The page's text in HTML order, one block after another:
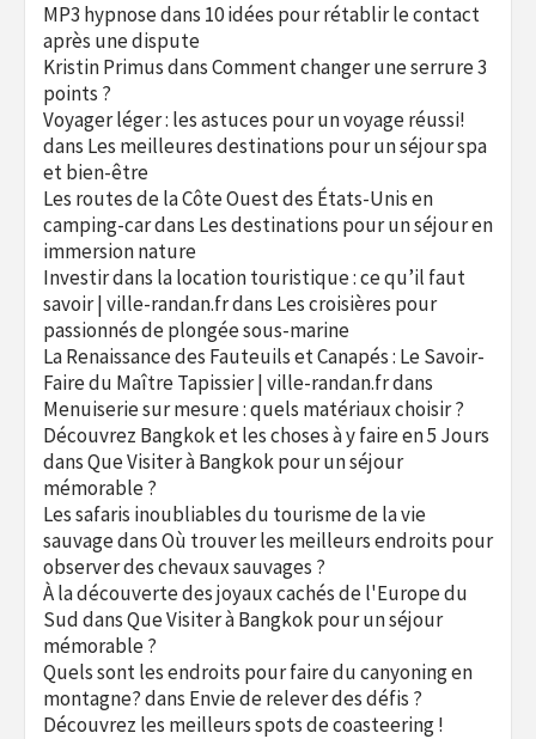
MP3 hypnosedans 10 idées pour rétablir le contact
après une dispute
Kristin PrimusdansComment changer une serrure 3
points ?
Voyager léger : les astuces pour un voyage réussi!
dans Les meilleures destinations pour un séjour spa
et bien-être
Les routes de la Côte Ouest des États-Unis en
camping-cardans Les destinations pour un séjour en
immersion nature
Investir dans la location touristique : ce qu’il faut
savoir | ville-randan.frdans Les croisières pour
passionnés de plongée sous-marine
La Renaissance des Fauteuils et Canapés : Le Savoir-
Faire du Maître Tapissier | ville-randan.frdans
Menuiserie sur mesure : quels matériaux choisir ?
Découvrez Bangkok et les choses à y faire en 5 Jours
dansQue Visiter à Bangkok pour un séjour
mémorable ?
Les safaris inoubliables du tourisme de la vie
sauvagedansOù trouver les meilleurs endroits pour
observer des chevaux sauvages ?
À la découverte des joyaux cachés de l'Europe du
SuddansQue Visiter à Bangkok pour un séjour
mémorable ?
Quels sont les endroits pour faire du canyoning en
montagne?dans Envie de relever des défis ?
Découvrez les meilleurs spots de coasteering !